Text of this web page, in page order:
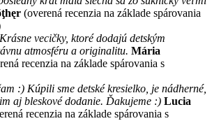
(overená recenzia na základe spárovania
vecičky, ktoré dodajú detským
atmosféru a originalitu. Mária
recenzia na základe spárovania s
:) Kúpili sme detské kresielko, je nádherné,
aj bleskové dodanie. Ďakujeme :) Lucia
recenzia na základe spárovania s